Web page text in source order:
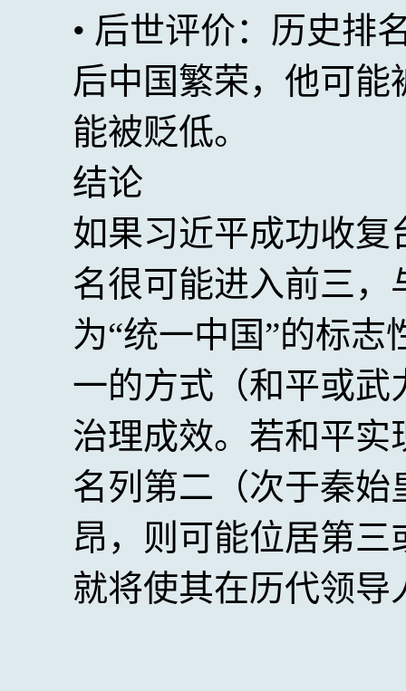
• 后世评价：历史排
后中国繁荣，他可
能被贬低。
结论
如果习近平成功收
名很可能进入前三
为“统一中国”的标
一的方式（和平或
治理成效。若和平
名列第二（次于秦
昂，则可能位居第
就将使其在历代领